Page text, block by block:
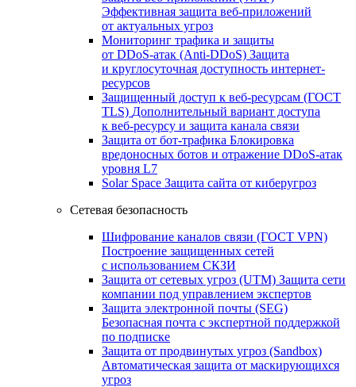
Эффективная защита веб-приложений
от актуальных угроз
Мониторинг трафика и защиты
от DDoS‑атак (Anti‑DDoS) Защита
и круглосуточная доступность интернет-
ресурсов
Защищенный доступ к веб-ресурсам (ГОСТ
TLS) Дополнительный вариант доступа
к веб‑ресурсу и защита канала связи
Защита от бот‑трафика Блокировка
вредоносных ботов и отражение DDoS‑атак
уровня L7
Solar Space Защита сайта от киберугроз
Сетевая безопасность
Шифрование каналов связи (ГОСТ VPN)
Построение защищенных сетей
с использованием СКЗИ
Защита от сетевых угроз (UTM) Защита сети
компании под управлением экспертов
Защита электронной почты (SEG)
Безопасная почта с экспертной поддержкой
по подписке
Защита от продвинутых угроз (Sandbox)
Автоматическая защита от маскирующихся
угроз